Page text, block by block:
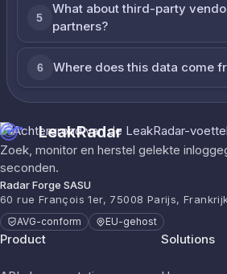
5
What about third-party
partners?
6 Where does this data come
LeakRadar
Zoek, monitor en herstel gelekte
seconden.
Radar Forge SASU
60 rue François 1er, 75008 Parijs,
AVG-conform EU-gehost
Product Solutions